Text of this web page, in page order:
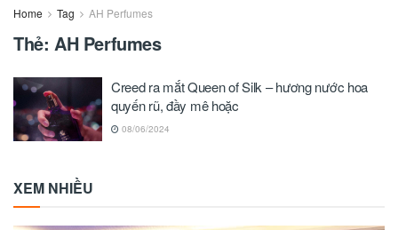
Home Tag AH Perfumes
Thẻ: AH Perfumes
Creed ra mắt Queen of Silk – hương nước hoa
quyến rũ, đầy mê hoặc
08/06/2024
XEM NHIỀU